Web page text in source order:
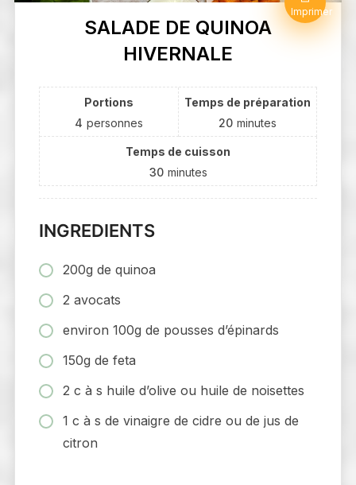
Imprimer
SALADE DE QUINOA
HIVERNALE
Portions
4 personnes
Temps de préparation
20 minutes
Temps de cuisson
30 minutes
INGREDIENTS
200g de quinoa
2 avocats
environ 100g de pousses d’épinards
150g de feta
2 c à s huile d’olive ou huile de noisettes
1 c à s de vinaigre de cidre ou de jus de
citron